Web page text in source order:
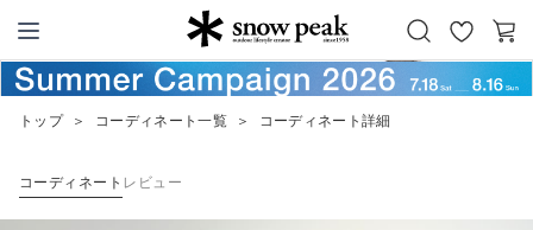
Snow Peak
お
気
カ
ー
トップ ＞ コーディネート一覧 ＞ コーディネート詳細
コーディネート レビュー